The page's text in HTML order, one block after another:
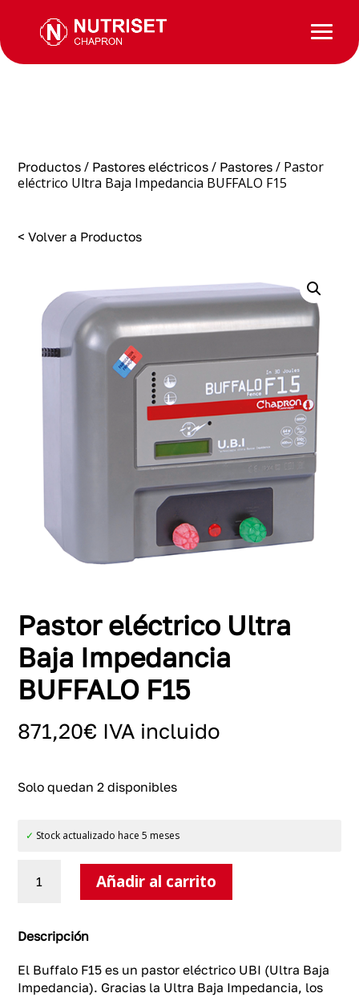
Productos / Pastores eléctricos / Pastores / Pastor
eléctrico Ultra Baja Impedancia BUFFALO F15
< Volver a Productos
Pastor eléctrico Ultra
Baja Impedancia
BUFFALO F15
871,20€ IVA incluido
Solo quedan 2 disponibles
✓ Stock actualizado hace 5 meses
eléctrico
Impedancia
BUFFALO
F15
cantidad
Añadir al carrito
Descripción
El Buffalo F15 es un pastor eléctrico UBI (Ultra Baja
Impedancia). Gracias la Ultra Baja Impedancia, los